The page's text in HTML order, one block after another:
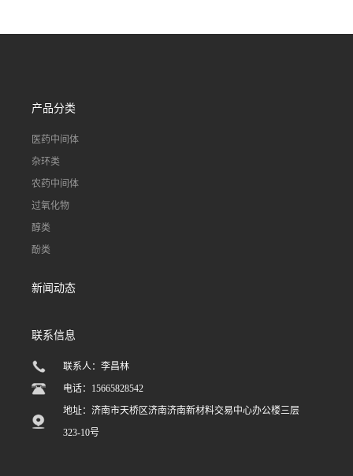
产品分类
医药中间体
杂环类
农药中间体
过氧化物
醇类
酚类
新闻动态
联系信息
联系人：李昌林
电话：15665828542
地址：济南市天桥区济南济南新材料交易中心办公楼三层
323-10号